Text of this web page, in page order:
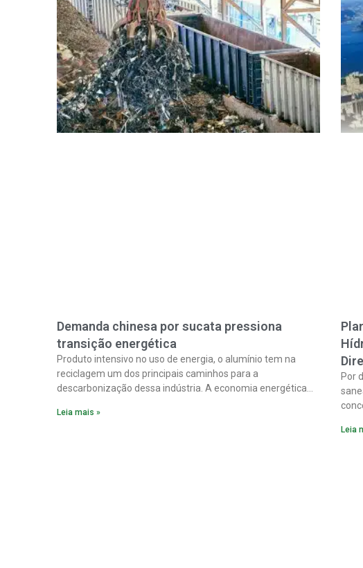
Demanda chinesa por sucata pressiona
transição energética
Produto intensivo no uso de energia, o alumínio tem na
reciclagem um dos principais caminhos para a
descarbonização dessa indústria. A economia energética
material. A produção de um alumínio mais limpo, no
Leia mais »
Por
Leia